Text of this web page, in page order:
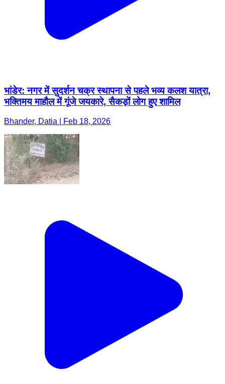
भांडेर: नगर में सुदर्शन चक्र स्थापना से पहले भव्य कलश यात्रा,
भक्तिमय माहौल में गूंजे जयकारे, सैकड़ों लोग हुए शामिल
Bhander, Datia | Feb 18, 2026